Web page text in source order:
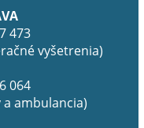
473
vyšetrenia)
064
ambulancia)